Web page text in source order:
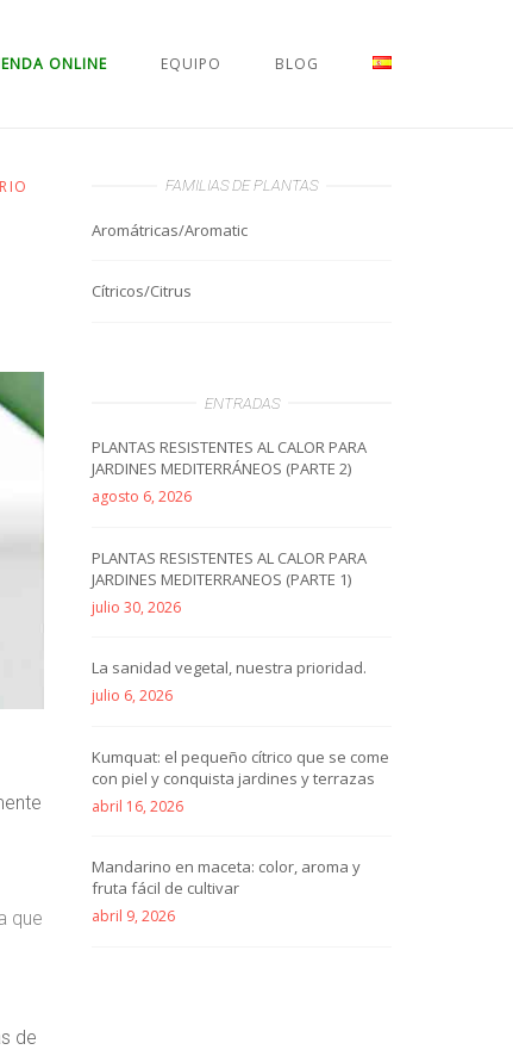
ONLINE EQUIPO BLOG
que
de
FAMILIAS DE PLANTAS
Aromátricas/Aromatic
Cítricos/Citrus
ENTRADAS
PLANTAS RESISTENTES AL CALOR PARA
JARDINES MEDITERRÁNEOS (PARTE 2)
agosto 6, 2026
PLANTAS RESISTENTES AL CALOR PARA
JARDINES MEDITERRANEOS (PARTE 1)
julio 30, 2026
La sanidad vegetal, nuestra prioridad.
julio 6, 2026
Kumquat: el pequeño cítrico que se come
con piel y conquista jardines y terrazas
abril 16, 2026
Mandarino en maceta: color, aroma y
fruta fácil de cultivar
abril 9, 2026